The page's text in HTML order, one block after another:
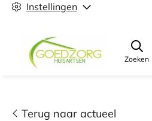
Instellingen
Zoeken
Terug naar actueel